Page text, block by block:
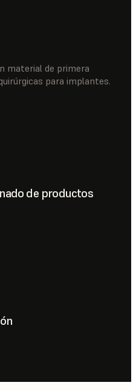
material de primera
para implantes.
de productos